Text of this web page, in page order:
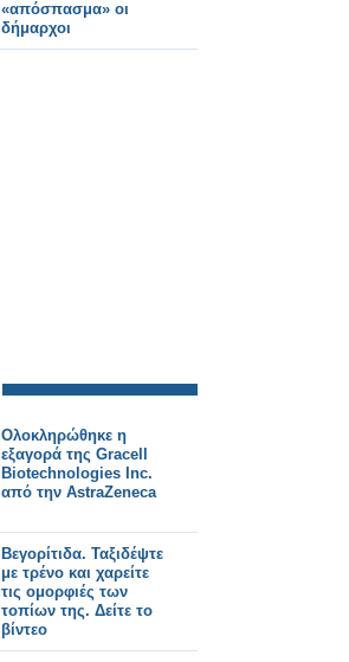
«απόσπασμα» οι
δήμαρχοι
Ολοκληρώθηκε η
εξαγορά της Gracell
Biotechnologies Inc.
από την AstraZeneca
Βεγορίτιδα. Ταξιδέψτε
με τρένο και χαρείτε
τις ομορφιές των
τοπίων της. Δείτε το
βίντεο